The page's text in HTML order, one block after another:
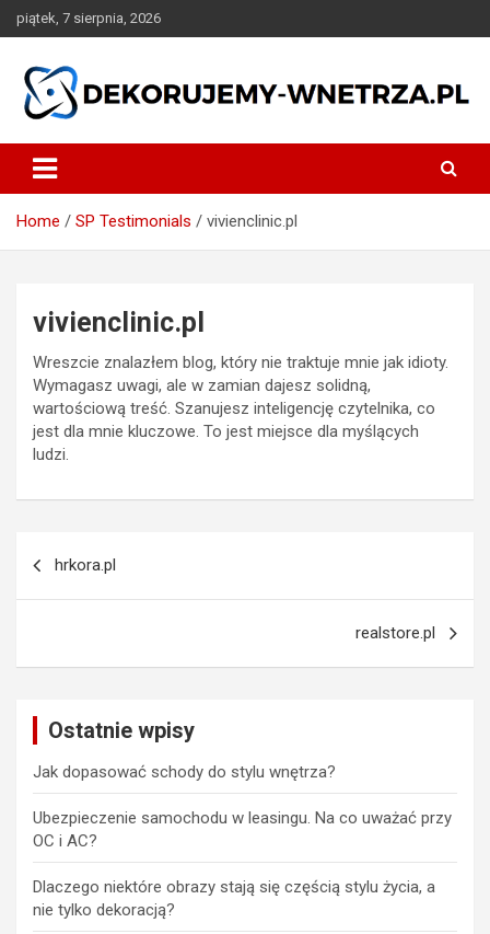
Skip
to
piątek, 7 sierpnia, 2026
dekorujemy-wnetrza.pl
Home SP Testimonials vivienclinic.pl
vivienclinic.pl
Wreszcie znalazłem blog, który nie traktuje mnie jak idioty.
Wymagasz uwagi, ale w zamian dajesz solidną,
wartościową treść. Szanujesz inteligencję czytelnika, co
jest dla mnie kluczowe. To jest miejsce dla myślących
ludzi.
hrkora.pl
realstore.pl
Ostatnie wpisy
Jak dopasować schody do stylu wnętrza?
Ubezpieczenie samochodu w leasingu. Na co uważać przy
OC i AC?
Dlaczego niektóre obrazy stają się częścią stylu życia, a
nie tylko dekoracją?